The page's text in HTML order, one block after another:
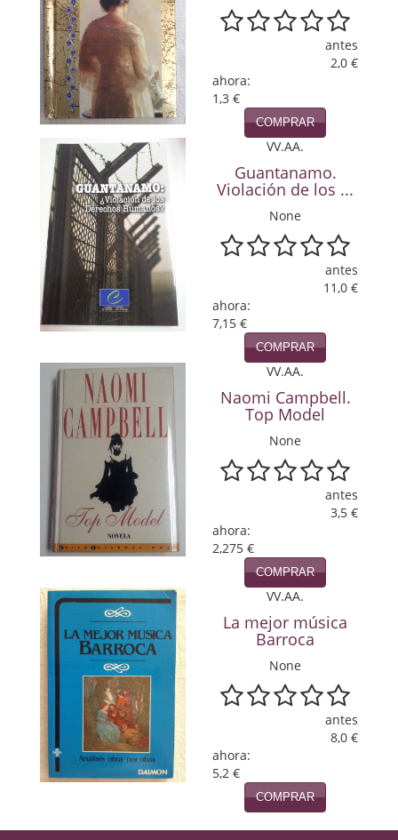
Poesía
Política
Psicología. Educación
Revistas
Segunda Guerra Mundial
Sobre Madrid
Teatro
Tema Local
Viajesç
antes
2,0 €
ahora:
1,3 €
COMPRAR
VV.AA.
Guantanamo.
Violación de los ...
None
antes
11,0 €
ahora:
7,15 €
COMPRAR
VV.AA.
Naomi Campbell.
Top Model
None
antes
3,5 €
ahora:
2,275 €
COMPRAR
VV.AA.
La mejor música
Barroca
None
antes
8,0 €
ahora:
5,2 €
COMPRAR